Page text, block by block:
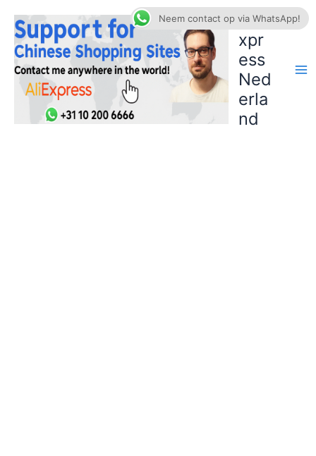
naar
inhoud
AliE
xpr
ess
Ned
erla
nd
Neem contact op via WhatsApp!